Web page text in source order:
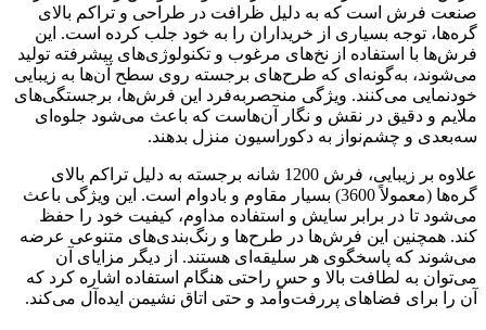
صنعت فرش است که به دلیل ظرافت در طراحی و تراکم بالای
گره‌ها، توجه بسیاری از خریداران را به خود جلب کرده است. این
فرش‌ها با استفاده از نخ‌های مرغوب و تکنولوژی‌های پیشرفته تولید
می‌شوند، به‌گونه‌ای که طرح‌های برجسته روی سطح آن‌ها به زیبایی
خودنمایی می‌کنند. ویژگی منحصربه‌فرد این فرش‌ها، برجستگی‌های
ملایم و دقیق در نقش ‌و نگار آن‌هاست که باعث می‌شود جلوه‌ای
سه‌بعدی و چشم‌نواز به دکوراسیون منزل بدهند.
علاوه بر زیبایی، فرش 1200 شانه برجسته به دلیل تراکم بالای
گره‌ها (معمولاً 3600) بسیار مقاوم و بادوام است. این ویژگی باعث
می‌شود تا در برابر سایش و استفاده مداوم، کیفیت خود را حفظ
کند. همچنین این فرش‌ها در طرح‌ها و رنگ‌بندی‌های متنوعی عرضه
می‌شوند که پاسخگوی هر سلیقه‌ای هستند. از دیگر مزایای آن
می‌توان به لطافت بالا و حس راحتی هنگام استفاده اشاره کرد که
آن را برای فضاهای پررفت‌وآمد و حتی اتاق نشیمن ایده‌آل می‌کند.